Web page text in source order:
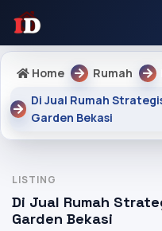
Home Rumah
Di Jual Rumah
Garden Bekasi
LISTING
Di Jual Rumah
Garden Bekasi